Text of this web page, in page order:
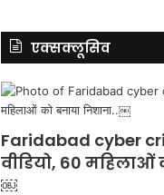
एक्सक्लूसिव
Faridabad cyber
वीडियो, 60 महिलाओं
￼